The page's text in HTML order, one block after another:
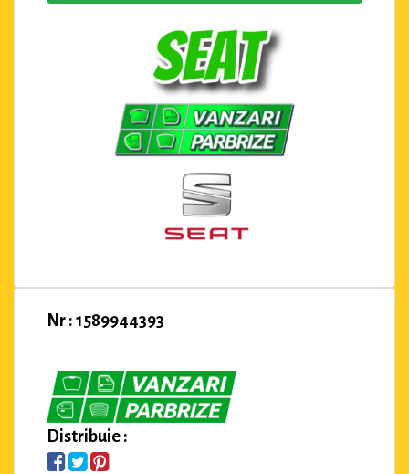
Nr : 1589944393
Distribuie :